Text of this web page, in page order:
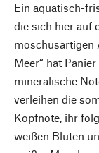
Ein aquatisch-
die sich hier auf
moschusartigen
Meer“ hat
mineralische
verleihen die
Kopfnote, ihr
weißen Blüten